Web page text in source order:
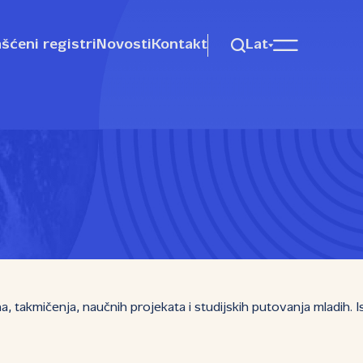
registri Novosti Kontakt Lat
naučnih projekata i studijskih putovanja